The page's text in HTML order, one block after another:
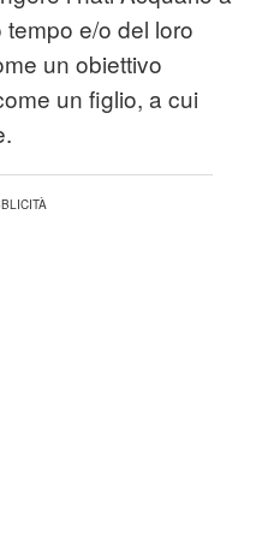
e/o del loro
un obiettivo
un figlio, a cui